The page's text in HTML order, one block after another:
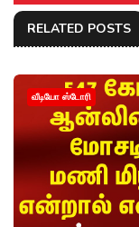
RELATED POSTS
வீடியோ ஸ்டோரி